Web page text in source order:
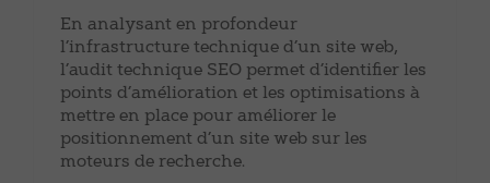
En analysant en profondeur
l’infrastructure technique d’un site web,
l’audit technique SEO permet d’identifier les
points d’amélioration et les optimisations à
mettre en place pour améliorer le
positionnement d’un site web sur les
moteurs de recherche.